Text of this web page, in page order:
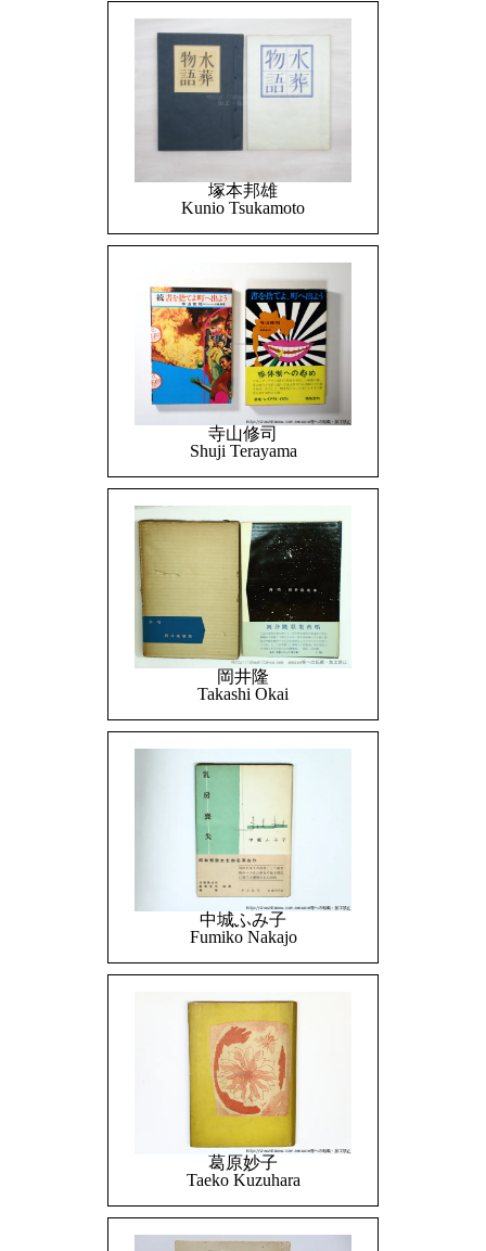
塚本邦雄
Kunio Tsukamoto
寺山修司
Shuji Terayama
岡井隆
Takashi Okai
中城ふみ子
Fumiko Nakajo
葛原妙子
Taeko Kuzuhara